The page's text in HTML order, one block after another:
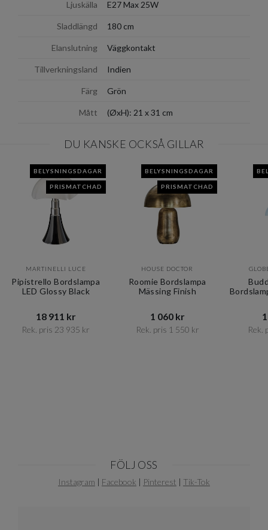
Ljuskälla E27 Max 25W
Sladdlängd 180 cm
Elanslutning Väggkontakt
Tillverkningsland Indien
Färg Grön
Mått (ØxH): 21 x 31 cm
DU KANSKE OCKSÅ GILLAR
BELYSNINGSDAGAR
PRISMATCHAD
MARTINELLI LUCE
Pipistrello Bordslampa
LED Glossy Black
18 911 kr​​
Rek. pris 23 935 kr​​
BELYSNINGSDAGAR
PRISMATCHAD
HOUSE DOCTOR
Roomie Bordslampa
Mässing Finish
1 060 kr​​
Rek. pris 1 550 kr​​
Rek.
FÖLJ OSS
Instagram | Facebook | Pinterest | Tik-Tok